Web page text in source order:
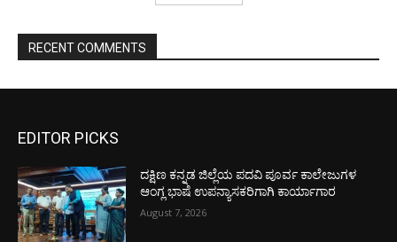
RECENT COMMENTS
EDITOR PICKS
ದಕ್ಷಿಣ ಕನ್ನಡ ಜಿಲ್ಲೆಯ ಪದವಿ ಪೂರ್ವ ಕಾಲೇಜುಗಳ
ಆಂಗ್ಲ ಭಾಷೆ ಉಪನ್ಯಾಸಕರಿಗಾಗಿ ಕಾರ್ಯಾಗಾರ
August 7, 2026